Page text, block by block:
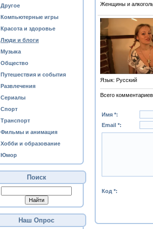
Другое
Компьютерные игры
Красота и здоровье
Люди и блоги
Музыка
Общество
Путешествия и события
Развлечения
Сериалы
Спорт
Транспорт
Фильмы и анимация
Хобби и образование
Юмор
Поиск
Наш Опрос
Женщины и
Язык: Русский
Всего комментариев
Имя *:
Email *:
Код *: